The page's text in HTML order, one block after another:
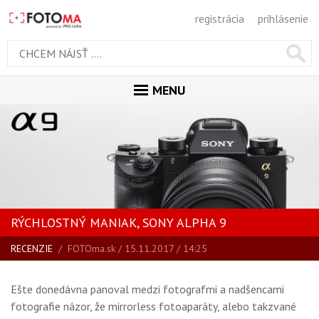
registrácia prihlásenie
MENU
MAGAZÍN
VŠETKY ČLÁNKY
RECENZIE
NOVINKY
BLOG
ŠKOLA FOTOGRAFIE
RÝCHLOSTNÝ MANIAK, SONY ALPHA 9
RECENZIE / FOTOma.sk / 15.11.2017 / 14:25
Ešte donedávna panoval medzi fotografmi a nadšencami
fotografie názor, že mirrorless fotoaparáty, alebo takzvané